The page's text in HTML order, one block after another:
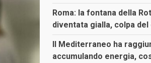
Roma: la fontana della
diventata gialla, colpa
Il Mediterraneo ha
accumulando energia,